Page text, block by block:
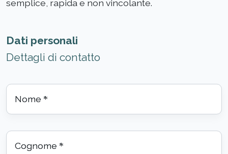
semplice, rapida e non vincolante.
Dati personali
Dettagli di contatto
Nome *
Cognome *